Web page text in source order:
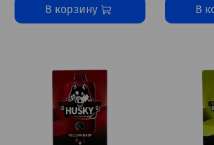
В корзину В